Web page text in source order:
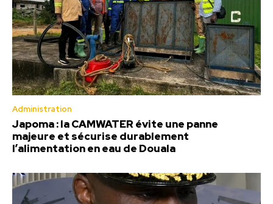
Administration
Japoma : la CAMWATER évite une panne
majeure et sécurise durablement
l’alimentation en eau de Douala